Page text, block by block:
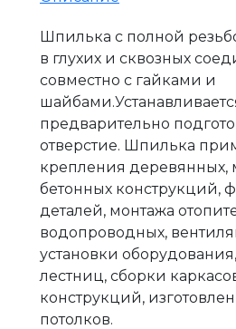
Шпилька с полной
в глухих и сквозных
совместно с гайками и
предварительно
отверстие. Шпилька
крепления деревянных,
бетонных конструкций,
деталей, монтажа
водопроводных,
установки
лестниц, сборки
конструкций,
потолков.